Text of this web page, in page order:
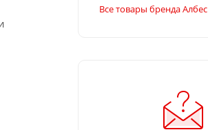
Все товары бренда Албес